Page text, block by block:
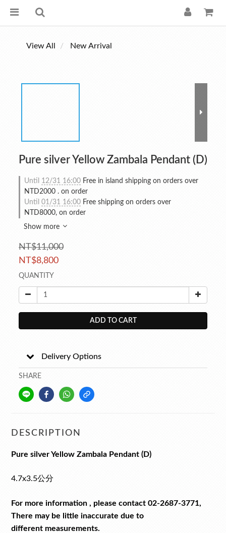
View All New Arrival
Pure silver Yellow Zambala Pendant (D)
Until 12/31 16:00 Free in island shipping on orders over
NTD2000 . on order
Until 01/31 16:00 Free shipping on orders over
NTD8000, on order
Show more
NT$11,000
NT$8,800
QUANTITY
ADD TO CART
Delivery Options
SHARE
DESCRIPTION
Pure silverYellow Zambala Pendant (D)
4.7x3.5公分
For more information , please contact 02-2687-3771,
There may be little inaccurate due to
different measurements.